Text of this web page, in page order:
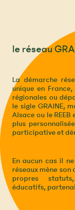
le réseau
La démarche
unique en
régionales ou
le sigle GRAINE,
Alsace ou le
plus
participative et
En aucun cas il
réseaux mène
propres
éducatifs,